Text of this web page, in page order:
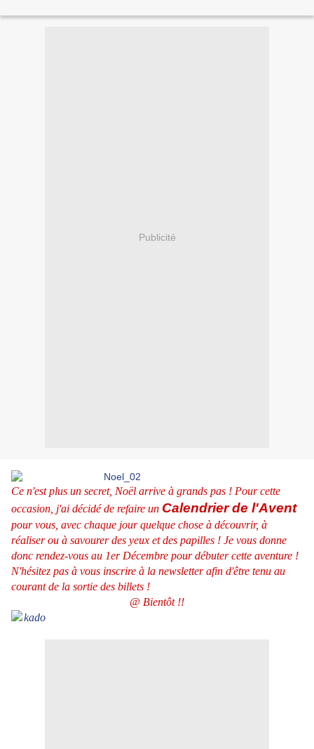
Publicité
Ce n'est plus un secret, Noël arrive à grands pas ! Pour cette
occasion, j'ai décidé de refaire un Calendrier de l'Avent
pour vous, avec chaque jour quelque chose à découvrir, à
réaliser ou à savourer des yeux et des papilles ! Je vous donne
donc rendez-vous au 1er Décembre pour débuter cette aventure !
N'hésitez pas à vous inscrire à la newsletter afin d'être tenu au
courant de la sortie des billets !
@ Bientôt !!